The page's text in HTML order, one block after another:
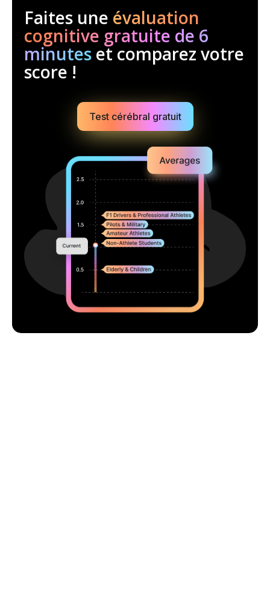
Faites une évaluation
cognitive gratuite de 6
minutes et comparez votre
score !
Test cérébral gratuit